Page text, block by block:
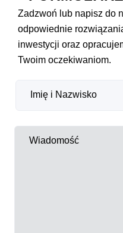
Zadzwoń lub napisz do
odpowiednie
inwestycji oraz
Twoim oczekiwaniom.